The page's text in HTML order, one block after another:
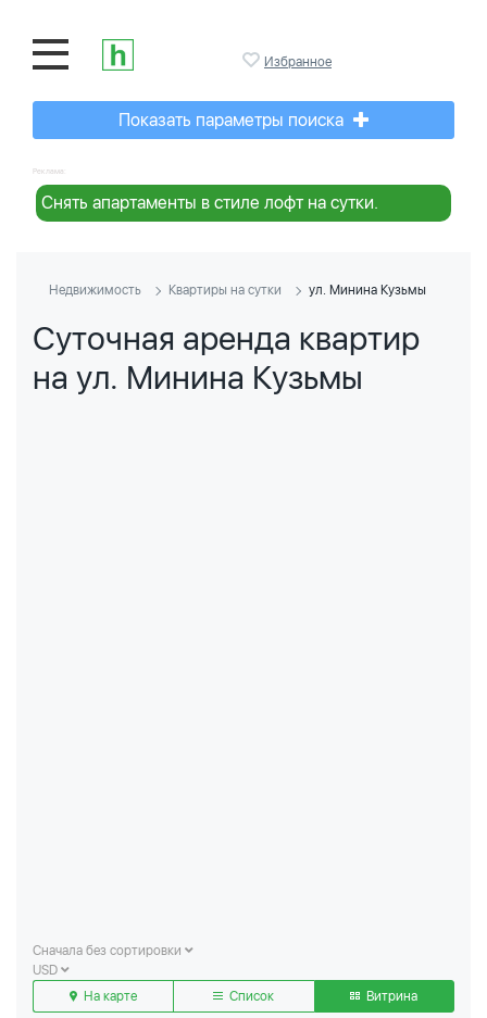
Избранное
Показать параметры поиска
Реклама:
Снять апартаменты в стиле лофт на сутки.
Недвижимость Квартиры на сутки ул. Минина Кузьмы
Суточная аренда квартир
на ул. Минина Кузьмы
Сначала без сортировки
USD
На карте
Список Витрина